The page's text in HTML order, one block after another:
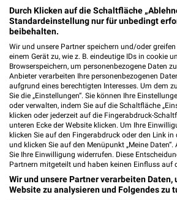
Rossmann Bisingen
Balinger Str. 42
Heute 08:00 - 20:00 Uhr |
566,01 km • Angebote: 2
Rossmann Dornstetten
Bahnhofstr. 12
72280 Dornstetten
Heute 08:00 - 20:00 Uhr |
568,16 km • Angebote: 2
Durch Klicken auf die Schaltfläche
Standardeinstellung nur für unbedingt
beibehalten.
Wir und unsere Partner speichern und/oder
einem Gerät zu, wie z. B. eindeutige IDs in cookie
Browserspeichern, um personenbezogene Daten
Anbieter verarbeiten Ihre personenbezogenen
aufgrund eines berechtigten Interesses. Um dem
Sie die „Einstellungen“. Sie können Ihre
oder verwalten, indem Sie auf die Schaltfläche
klicken oder jederzeit auf die Fingerabdruck-
unteren Ecke der Website klicken. Um Ihre
klicken Sie auf den Fingerabdruck oder den Link in
und klicken Sie auf den Menüpunkt „Meine Daten“.
Sie Ihre Einwilligung widerrufen. Diese
Partnern mitgeteilt und haben keinen Einfluss auf
Wir und unsere Partner verarbeiten Daten,
Website zu analysieren und Folgendes zu